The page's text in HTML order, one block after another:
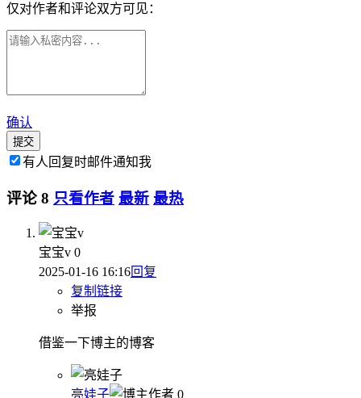
仅对作者和评论双方可见：
确认
提交
有人回复时邮件通知我
评论 8 只看作者 最新 最热
宝宝v 0
2025-01-16 16:16回复
复制链接
举报
借鉴一下博主的博客
亮娃子 作者 0